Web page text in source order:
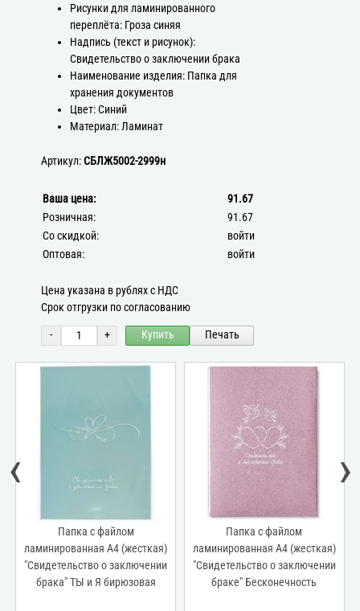
Рисунки для ламинированного
переплёта: Гроза синяя
Надпись (текст и рисунок):
Свидетельство о заключении брака
Наименование изделия: Папка для
хранения документов
Цвет: Синий
Материал: Ламинат
Артикул:СБЛЖ5002-2999н
Ваша цена:
91.67
Розничная:
91.67
Со скидкой:
войти
Оптовая:
войти
Цена указана в рублях с НДС
Срок отгрузки по согласованию
- + Купить Печать
Папка с файлом
ламинированная А4 (жесткая)
"Свидетельство о заключении
браке" Бесконечность
Папка с файлом
ламинированная А4 (жесткая)
"Свидетельство о заключении
брака" Модерн
‹ ›